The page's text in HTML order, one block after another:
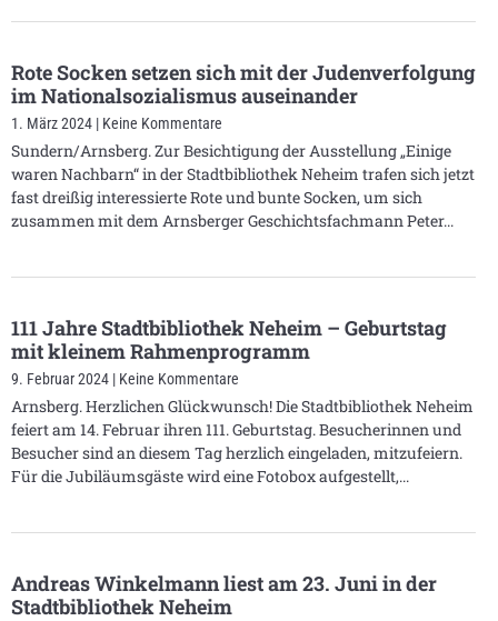
Rote Socken setzen sich mit der Judenverfolgung
im Nationalsozialismus auseinander
1. März 2024 Keine Kommentare
Sundern/Arnsberg. Zur Besichtigung der Ausstellung „Einige
waren Nachbarn“ in der Stadtbibliothek Neheim trafen sich jetzt
fast dreißig interessierte Rote und bunte Socken, um sich
zusammen mit dem Arnsberger Geschichtsfachmann Peter
111 Jahre Stadtbibliothek Neheim – Geburtstag
mit kleinem Rahmenprogramm
9. Februar 2024 Keine Kommentare
Arnsberg. Herzlichen Glückwunsch! Die Stadtbibliothek Neheim
feiert am 14. Februar ihren 111. Geburtstag. Besucherinnen und
Besucher sind an diesem Tag herzlich eingeladen, mitzufeiern.
Für die Jubiläumsgäste wird eine Fotobox aufgestellt,
Andreas Winkelmann liest am 23. Juni in der
Stadtbibliothek Neheim